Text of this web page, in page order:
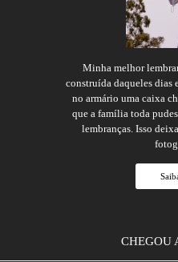
Minha melhor
construída daqueles dias
no armário uma caixa
que a família toda
lembranças. Isso
CHEGOU